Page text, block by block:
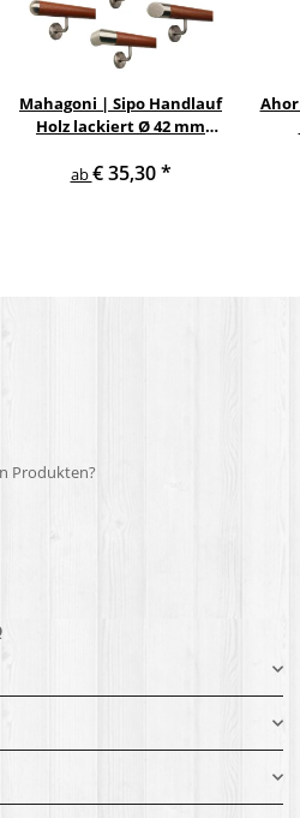
Mahagoni | Sipo Handlauf
Holz lackiert Ø 42 mm
Edelstahlhalter und
ab€ 35,30*
Produkten?